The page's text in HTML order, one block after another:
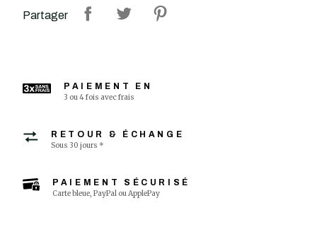
Partager
PAIEMENT EN
3 ou 4 fois avec frais
RETOUR & ÉCHANGE
Sous 30 jours *
PAIEMENT SÉCURISÉ
Carte bleue, PayPal ou ApplePay